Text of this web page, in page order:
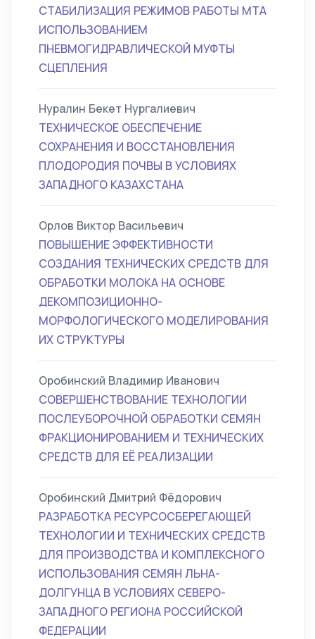
СТАБИЛИЗАЦИЯ РЕЖИМОВ РАБОТЫ МТА
ИСПОЛЬЗОВАНИЕМ
ПНЕВМОГИДРАВЛИЧЕСКОЙ МУФТЫ
СЦЕПЛЕНИЯ
Нуралин Бекет Нургалиевич
ТЕХНИЧЕСКОЕ ОБЕСПЕЧЕНИЕ
СОХРАНЕНИЯ И ВОССТАНОВЛЕНИЯ
ПЛОДОРОДИЯ ПОЧВЫ В УСЛОВИЯХ
ЗАПАДНОГО КАЗАХСТАНА
Орлов Виктор Васильевич
ПОВЫШЕНИЕ ЭФФЕКТИВНОСТИ
СОЗДАНИЯ ТЕХНИЧЕСКИХ СРЕДСТВ ДЛЯ
ОБРАБОТКИ МОЛОКА НА ОСНОВЕ
ДЕКОМПОЗИЦИОННО-
МОРФОЛОГИЧЕСКОГО МОДЕЛИРОВАНИЯ
ИХ СТРУКТУРЫ
Оробинский Владимир Иванович
СОВЕРШЕНСТВОВАНИЕ ТЕХНОЛОГИИ
ПОСЛЕУБОРОЧНОЙ ОБРАБОТКИ СЕМЯН
ФРАКЦИОНИРОВАНИЕМ И ТЕХНИЧЕСКИХ
СРЕДСТВ ДЛЯ ЕЁ РЕАЛИЗАЦИИ
Оробинский Дмитрий Фёдорович
РАЗРАБОТКА РЕСУРСОСБЕРЕГАЮЩЕЙ
ТЕХНОЛОГИИ И ТЕХНИЧЕСКИХ СРЕДСТВ
ДЛЯ ПРОИЗВОДСТВА И КОМПЛЕКСНОГО
ИСПОЛЬЗОВАНИЯ СЕМЯН ЛЬНА-
ДОЛГУНЦА В УСЛОВИЯХ СЕВЕРО-
ЗАПАДНОГО РЕГИОНА РОССИЙСКОЙ
ФЕДЕРАЦИИ